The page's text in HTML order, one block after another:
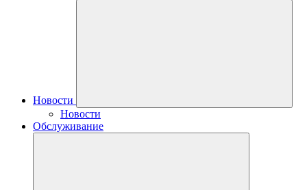
Новости
Новости
Обслуживание